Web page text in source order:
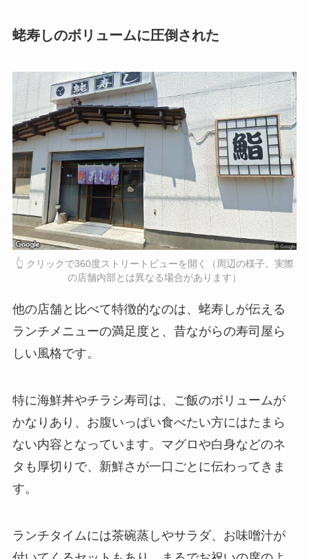
蛯寿しのボリュームに圧倒された
👆 クリックで360度ストリートビューを開く（周辺の様子。実際
の店舗内部とは異なる場合があります）
他の店舗と比べて特徴的なのは、蛯寿しが伝える
ランチメニューの満足度と、昔ながらの寿司屋ら
しい風格です。
特に海鮮丼やチラシ寿司は、ご飯のボリュームが
かなりあり、お腹いっぱい食べたい方にはたまら
ない内容となっています。マグロや白身などのネ
タも厚切りで、新鮮さが一口ごとに伝わってきま
す。
ランチタイムには茶碗蒸しやサラダ、お味噌汁が